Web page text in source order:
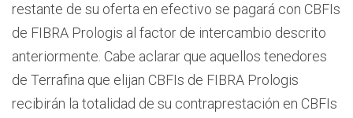
restante de su oferta en efectivo se pagará con CBFIs
de FIBRA Prologis al factor de intercambio descrito
anteriormente. Cabe aclarar que aquellos tenedores
de Terrafina que elijan CBFIs de FIBRA Prologis
recibirán la totalidad de su contraprestación en CBFIs